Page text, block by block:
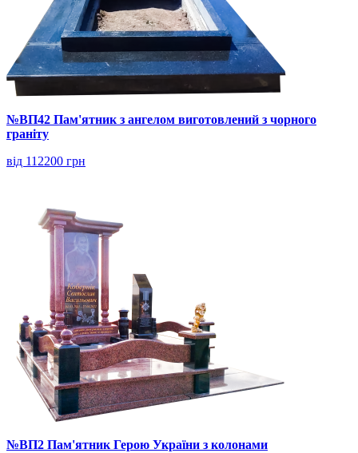
№ВП42 Пам'ятник з ангелом виготовлений з чорного
граніту
від 112200 грн
№ВП2 Пам'ятник Герою України з колонами